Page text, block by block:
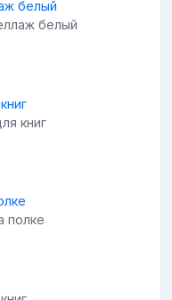
белый
книг
полке